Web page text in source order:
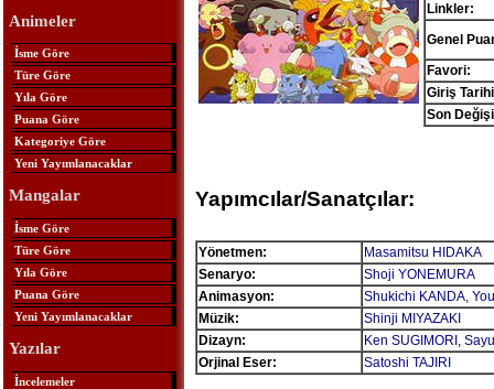
Animeler
İsme Göre
Türe Göre
Yıla Göre
Puana Göre
Kategoriye Göre
Yeni Yayımlanacaklar
Mangalar
İsme Göre
Türe Göre
Yıla Göre
Puana Göre
Yeni Yayımlanacaklar
Yazılar
İncelemeler
Linkler:
Genel
Favori:
Giriş
Son
Yapımcılar/Sanatçılar:
Yönetmen:
Masamitsu HIDAKA
Senaryo:
Shoji YONEMURA
Animasyon:
Shukichi KANDA,
Müzik:
Shinji MIYAZAKI
Dizayn:
Ken SUGIMORI ,
Orjinal Eser:
Satoshi TAJIRI